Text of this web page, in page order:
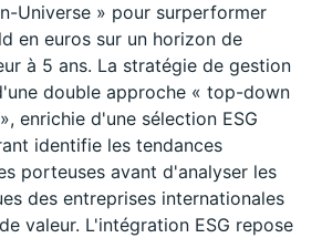
Universe » pour surperformer
en euros sur un horizon de
à 5 ans. La stratégie de gestion
double approche « top-down
enrichie d'une sélection ESG
identifie les tendances
porteuses avant d'analyser les
des entreprises internationales
valeur. L'intégration ESG repose